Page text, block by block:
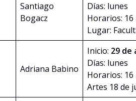
Santiago
Bogacz
Días: lunes
Horarios: 16
Lugar:
Adriana Babino
Inicio: 29 de
Días: lunes
Horarios: 16
Artes 18 de